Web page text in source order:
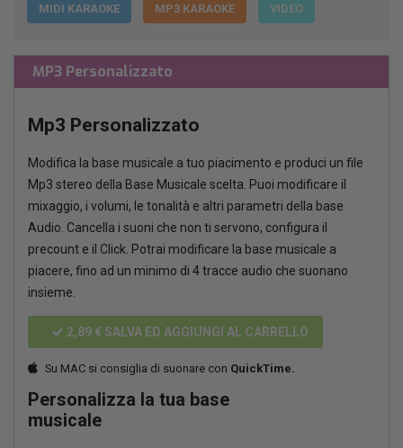
MIDI KARAOKE MP3 KARAOKE VIDEO
MP3 Personalizzato
Mp3 Personalizzato
Modifica la base musicale a tuo piacimento e produci un file
Mp3 stereo della Base Musicale scelta. Puoi modificare il
mixaggio, i volumi, le tonalità e altri parametri della base
Audio. Cancella i suoni che non ti servono, configura il
precount e il Click. Potrai modificare la base musicale a
piacere, fino ad un minimo di 4 tracce audio che suonano
insieme.
2,89 € SALVA ED AGGIUNGI AL CARRELLO
Su MAC si consiglia di suonare con QuickTime.
Personalizza la tua base
musicale